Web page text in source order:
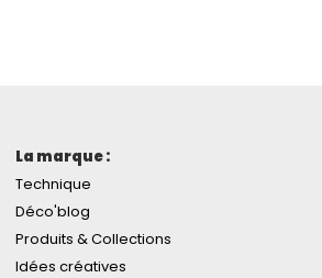
La marque :
Technique
Déco'blog
Produits & Collections
Idées créatives